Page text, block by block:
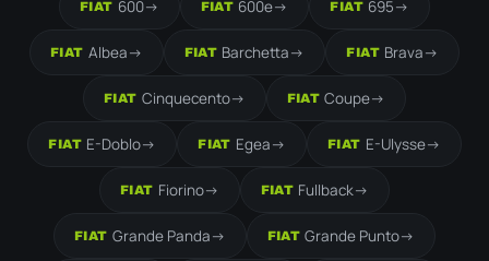
FIAT 600-> FIAT 600e-> FIAT 695->
FIAT Albea-> FIAT Barchetta-> FIAT Brava->
FIAT Cinquecento-> FIAT Coupe->
FIAT E-Doblo-> FIAT Egea-> FIAT E-Ulysse->
FIAT Fiorino-> FIAT Fullback->
FIAT Grande Panda-> FIAT Grande Punto->